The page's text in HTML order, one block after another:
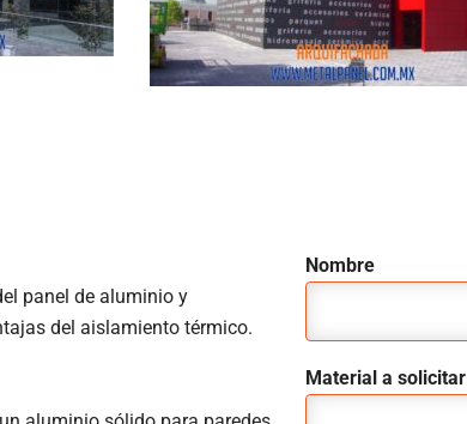
panel de aluminio y
del aislamiento térmico.
Nombre
Material a solicitar